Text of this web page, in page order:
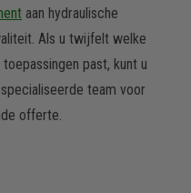
aan hydraulische
Als u twijfelt welke
past, kunt u
team voor
offerte.